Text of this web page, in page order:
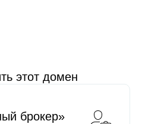
этот домен
брокер»